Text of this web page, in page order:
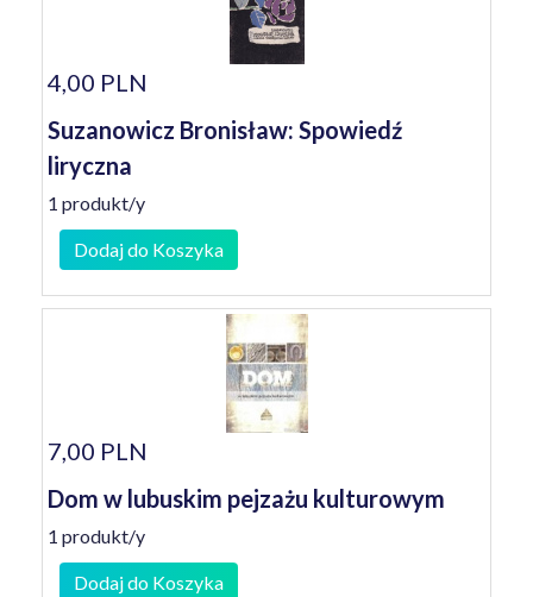
4,00 PLN
Suzanowicz Bronisław: Spowiedź
liryczna
1 produkt/y
Dodaj do Koszyka
7,00 PLN
Dom w lubuskim pejzażu kulturowym
1 produkt/y
Dodaj do Koszyka